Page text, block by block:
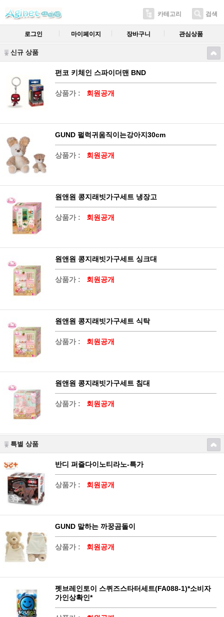
카테고리 검색
로그인 마이페이지 장바구니 관심상품
신규 상품
펀코 키체인 스파이더맨 BND
상품가 : 회원공개
GUND 펄럭귀움직이는강아지30cm
상품가 : 회원공개
원앤원 콩지래빗가구세트 냉장고
상품가 : 회원공개
원앤원 콩지래빗가구세트 싱크대
상품가 : 회원공개
원앤원 콩지래빗가구세트 식탁
상품가 : 회원공개
원앤원 콩지래빗가구세트 침대
상품가 : 회원공개
특별 상품
반디 퍼즐다이노티라노-특가
상품가 : 회원공개
GUND 말하는 까꿍곰돌이
상품가 : 회원공개
펫브레인토이 스퀴즈스타터세트(FA088-1)*소비자
가인상확인*